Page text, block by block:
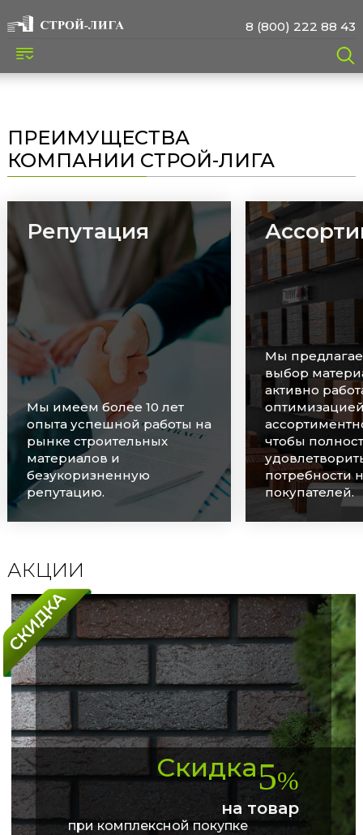
8 (800) 222 88 43
ПРЕИМУЩЕСТВА
КОМПАНИИ СТРОЙ-ЛИГА
Ассортимент
Мы предлагаем широкий
выбор материалов и
активно работаем над
оптимизацией
ассортиментного ряда,
чтобы полностью
удовлетворить
потребности наших
покупателей.
Сроки
Мы очень
наших
оперативно
каждую
соблюдаем
поставок.
АКЦИИ
Скидка5%
на товар
при комплексной покупке